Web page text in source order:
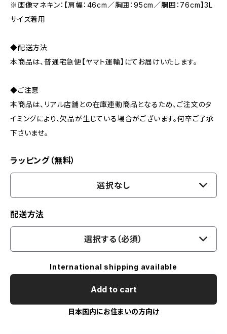
※画像マネキン：【肩幅：46cm／胸囲：95cm／胴囲：76cm】3L
サイズ着用
◆配送方法
本商品は、普通宅急便【ヤマト運輸】にてお届けいたします。
◆ご注意
本商品は、リアル店舗との在庫連動商品となるため、ご注文のタ
イミングにより、欠品が生じている場合がございます。何卒ご了承
下さいませ。
ラッピング（無料）
選択なし
配送方法
選択する（必須）
International shipping available
Add to cart
日本国内にお住まいの方向け